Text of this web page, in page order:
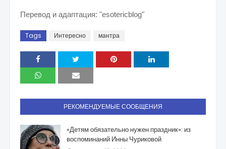
Перевод и адаптация: "esotericblog"
Tags Интересно мантра
РЕКОМЕНДУЕМЫЕ СООБЩЕНИЯ
«Детям обязательно нужен праздник»: из
воспоминаний Инны Чуриковой